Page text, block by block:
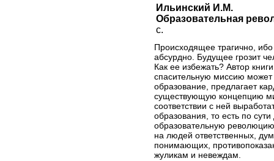
Ильинский И.М.
Образовательная
с.
Происходящее трагично,
абсурдно. Будущее грозит
Как ее избежать? Автор книги
спасительную миссию может
образование, предлагает
существующую концепцию
соответствии с ней
образования, то есть по
образовательную
на людей ответственных,
понимающих,
жуликам и невеждам.